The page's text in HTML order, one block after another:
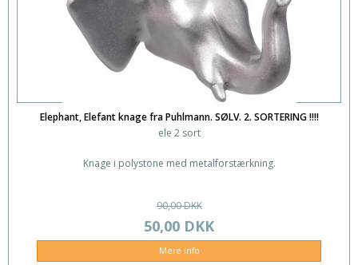
Elephant, Elefant knage fra Puhlmann. SØLV. 2. SORTERING !!!!
ele 2 sort
Knage i polystone med metalforstærkning.
90,00 DKK
50,00 DKK
Mere info